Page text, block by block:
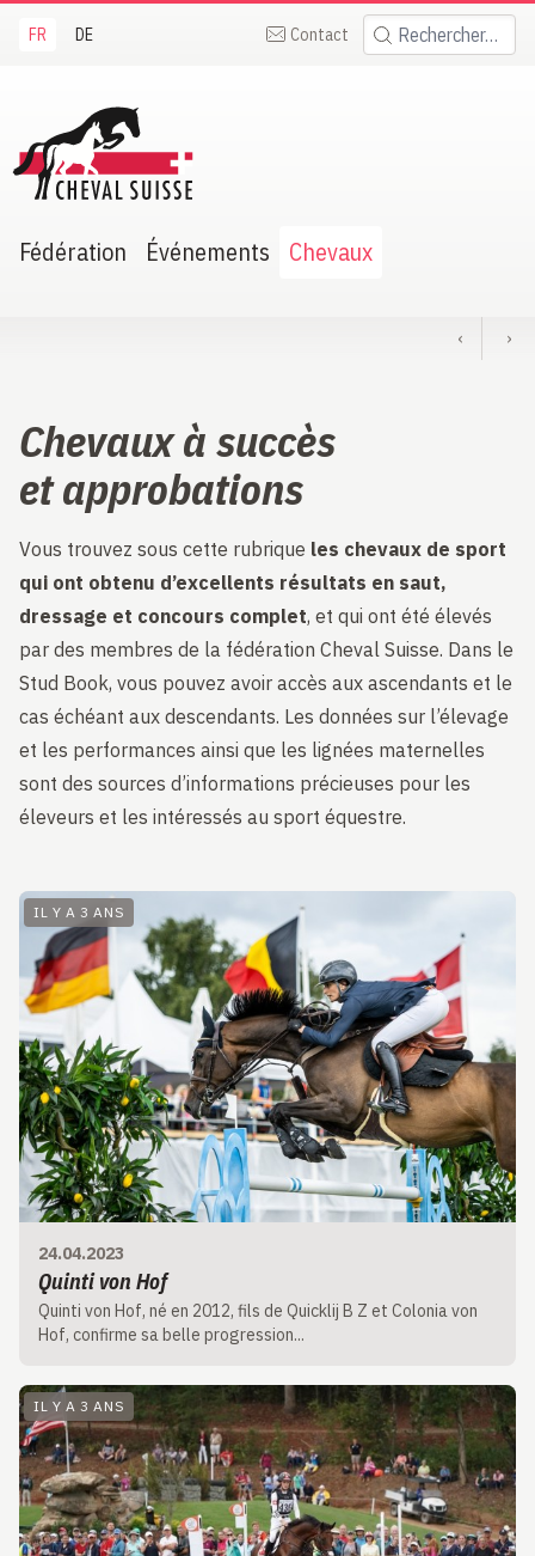
FR DE Contact Rechercher:
Suisse
Fédération Événements Chevaux
‹ ›
Chevaux à succès
et approbations
Vous trouvez sous cette rubrique les chevaux de sport
qui ont obtenu d’excellents résultats en saut,
dressage et concours complet, et qui ont été élevés
par des membres de la fédération Cheval Suisse. Dans le
Stud Book, vous pouvez avoir accès aux ascendants et le
cas échéant aux descendants. Les données sur l’élevage
et les performances ainsi que les lignées maternelles
sont des sources d’informations précieuses pour les
éleveurs et les intéressés au sport équestre.
IL Y A 3 ANS
24.04.2023
Quinti von Hof
Quinti von Hof, né en 2012, fils de Quicklij B Z et Colonia von
Hof, confirme sa belle progression...
IL Y A 3 ANS